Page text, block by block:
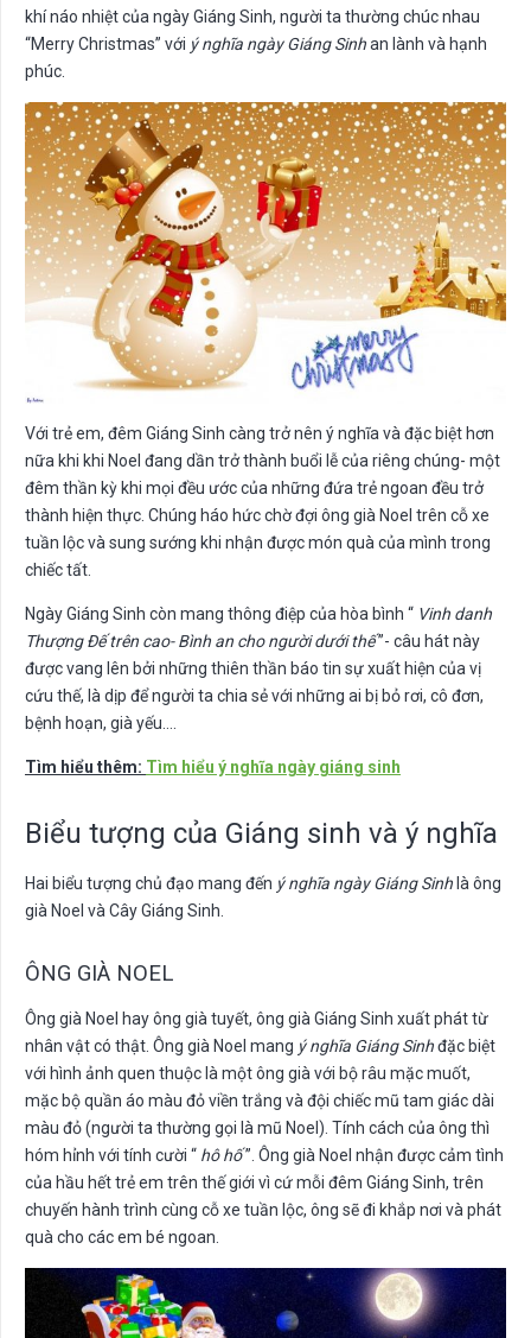
khí náo nhiệt của ngày Giáng Sinh, người ta thường chúc nhau
“Merry Christmas” với ý nghĩa ngày Giáng Sinhan lành và hạnh
phúc.
Với trẻ em, đêm Giáng Sinh càng trở nên ý nghĩa và đặc biệt hơn
nữa khi khi Noel đang dần trở thành buổi lễ của riêng chúng- một
đêm thần kỳ khi mọi đều ước của những đứa trẻ ngoan đều trở
thành hiện thực. Chúng háo hức chờ đợi ông già Noel trên cỗ xe
tuần lộc và sung sướng khi nhận được món quà của mình trong
chiếc tất.
Ngày Giáng Sinh còn mang thông điệp của hòa bình “ Vinh danh
Thượng Đế trên cao- Bình an cho người dưới thế”- câu hát này
được vang lên bởi những thiên thần báo tin sự xuất hiện của vị
cứu thế, là dịp để người ta chia sẻ với những ai bị bỏ rơi, cô đơn,
bệnh hoạn, già yếu….
Tìm hiểu thêm: Tìm hiểu ý nghĩa ngày giáng sinh
Biểu tượng của Giáng sinh và ý nghĩa
Hai biểu tượng chủ đạo mang đến ý nghĩa ngày Giáng Sinh là ông
già Noel và Cây Giáng Sinh.
ÔNG GIÀ NOEL
Ông già Noel hay ông già tuyết, ông già Giáng Sinh xuất phát từ
nhân vật có thật. Ông già Noel mang ý nghĩa Giáng Sinhđặc biệt
với hình ảnh quen thuộc là một ông già với bộ râu mặc muốt,
mặc bộ quần áo màu đỏ viền trắng và đội chiếc mũ tam giác dài
màu đỏ (người ta thường gọi là mũ Noel). Tính cách của ông thì
hóm hỉnh với tính cười “ hô hố”. Ông già Noel nhận được cảm tình
của hầu hết trẻ em trên thế giới vì cứ mỗi đêm Giáng Sinh, trên
chuyến hành trình cùng cỗ xe tuần lộc, ông sẽ đi khắp nơi và phát
quà cho các em bé ngoan.